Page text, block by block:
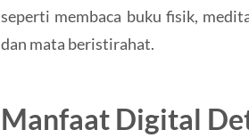
seperti membaca buku fisik,
dan mata beristirahat.
Manfaat Digital